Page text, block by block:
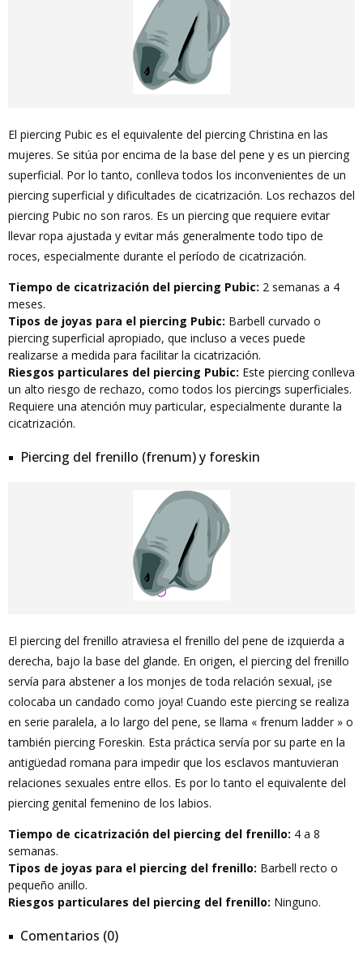
El piercing Pubic es el equivalente del piercing Christina en las
mujeres. Se sitúa por encima de la base del pene y es un piercing
superficial. Por lo tanto, conlleva todos los inconvenientes de un
piercing superficial y dificultades de cicatrización. Los rechazos del
piercing Pubic no son raros. Es un piercing que requiere evitar
llevar ropa ajustada y evitar más generalmente todo tipo de
roces, especialmente durante el período de cicatrización.
Tiempo de cicatrización del piercing Pubic: 2 semanas a 4
meses.
Tipos de joyas para el piercing Pubic: Barbell curvado o
piercing superficial apropiado, que incluso a veces puede
realizarse a medida para facilitar la cicatrización.
Riesgos particulares del piercing Pubic: Este piercing conlleva
un alto riesgo de rechazo, como todos los piercings superficiales.
Requiere una atención muy particular, especialmente durante la
cicatrización.
Piercing del frenillo (frenum) y foreskin
El piercing del frenillo atraviesa el frenillo del pene de izquierda a
derecha, bajo la base del glande. En origen, el piercing del frenillo
servía para abstener a los monjes de toda relación sexual, ¡se
colocaba un candado como joya! Cuando este piercing se realiza
en serie paralela, a lo largo del pene, se llama « frenum ladder » o
también piercing Foreskin. Esta práctica servía por su parte en la
antigüedad romana para impedir que los esclavos mantuvieran
relaciones sexuales entre ellos. Es por lo tanto el equivalente del
piercing genital femenino de los labios.
Tiempo de cicatrización del piercing del frenillo: 4 a 8
semanas.
Tipos de joyas para el piercing del frenillo: Barbell recto o
pequeño anillo.
Riesgos particulares del piercing del frenillo: Ninguno.
Comentarios (0)